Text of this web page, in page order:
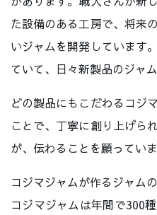
た設備のある工房で、将来
いジャムを開発しています
ていて、日々新製品のジャ
どの製品にもこだわるコジ
ことで、丁寧に創り上げら
が、伝わることを願っていま
コジマジャムが作るジャム
コジマジャムは年間で300